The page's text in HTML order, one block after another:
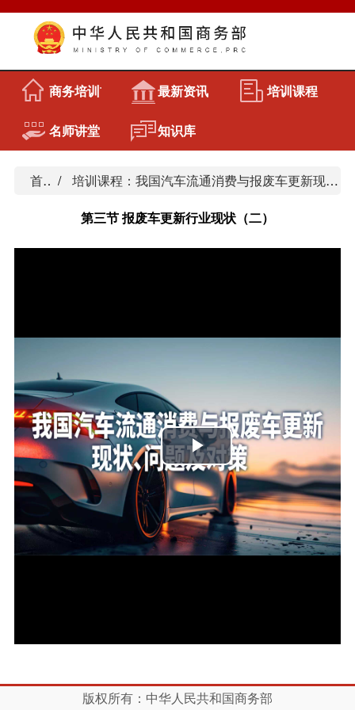
商务培训首页 最新资讯 培训课程
名师讲堂 知识库
首页 培训课程：我国汽车流通消费与报废车更新现状、问题及对策
第三节 报废车更新行业现状（二）
播
放
视
版权所有：中华人民共和国商务部